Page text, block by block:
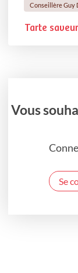
Conseillère Guy
Tarte
Vous
Se